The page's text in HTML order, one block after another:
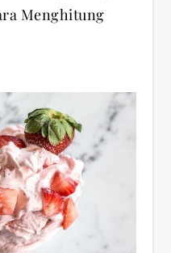
Menghitung